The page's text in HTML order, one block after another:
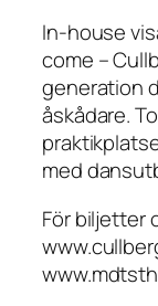
In-house
come –
generation
åskådare.
med
För biljetter